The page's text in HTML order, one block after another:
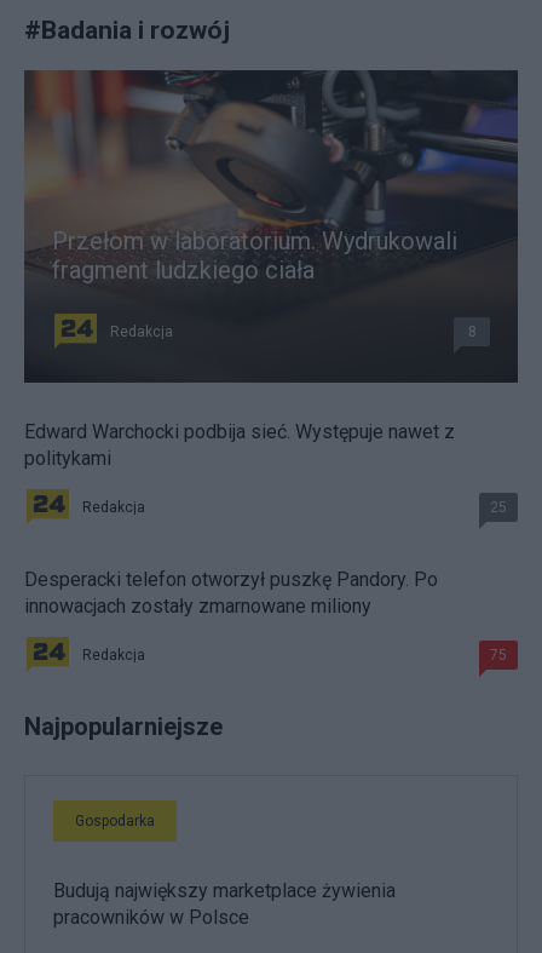
#Badania i rozwój
Przełom w laboratorium. Wydrukowali
fragment ludzkiego ciała
Redakcja 8
Edward Warchocki podbija sieć. Występuje nawet z
politykami
Redakcja 25
Desperacki telefon otworzył puszkę Pandory. Po
innowacjach zostały zmarnowane miliony
Redakcja 75
Najpopularniejsze
Gospodarka
Budują największy marketplace żywienia
pracowników w Polsce